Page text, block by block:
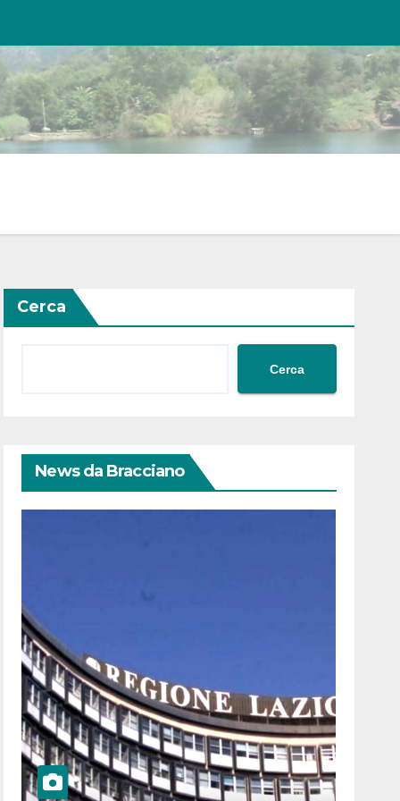
Cerca
Cerca
News da Bracciano